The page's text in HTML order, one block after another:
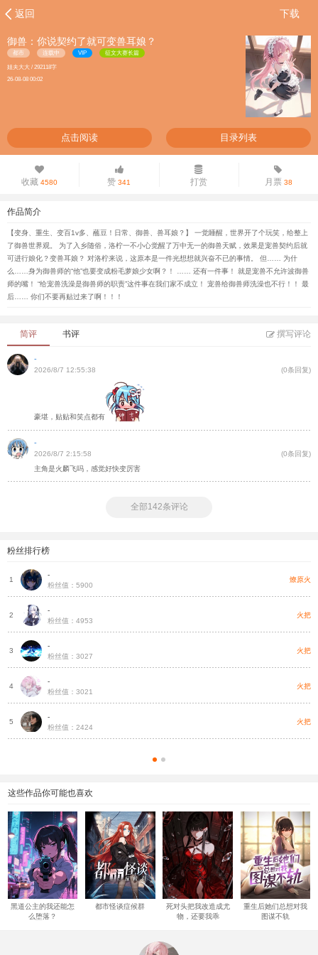
返回 下载
御兽：你说契约了就可变兽耳娘？
都市 连载中 VIP 征文大赛长篇
姐夫大大 / 292118字
26-08-08 00:02
点击阅读 目录列表
收藏 4580 赞 341 打赏 月票38
作品简介
【变身、重生、变百1v多、蘸豆！日常、御兽、兽耳娘？】 一觉睡醒，世界开了个玩笑，给整上
了御兽世界观。 为了入乡随俗，洛柠一不小心觉醒了万中无一的御兽天赋，效果是宠兽契约后就
可进行娘化？变兽耳娘？ 对洛柠来说，这原本是一件光想想就兴奋不已的事情。 但…… 为什
么……身为御兽师的“他”也要变成粉毛萝娘少女啊？！ …… 还有一件事！ 就是宠兽不允许波御兽
师的嘴！ “给宠兽洗澡是御兽师的职责”这件事在我们家不成立！ 宠兽给御兽师洗澡也不行！！ 最
后…… 你们不要再贴过来了啊！！！
简评 书评 撰写评论
-
2026/8/7 12:55:38 (0条回复)
豪堪，贴贴和笑点都有
-
2026/8/7 2:15:58
(0条回复)
主角是火麟飞吗，感觉好快变厉害
全部142条评论
粉丝排行榜
1
-
粉丝值：5900
燎原火
2
-
粉丝值：4953
火把
3
-
粉丝值：3027
火把
4
-
粉丝值：3021
火把
5
-
粉丝值：2424
火把
这些作品你可能也喜欢
黑道公主的我还能怎
么堕落？
都市怪谈症候群
死对头把我改造成尤
物，还要我乖
重生后她们总想对我
图谋不轨